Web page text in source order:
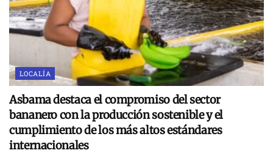
LOCALÍA
Asbama destaca el compromiso del sector
bananero con la producción sostenible y el
cumplimiento de los más altos estándares
internacionales